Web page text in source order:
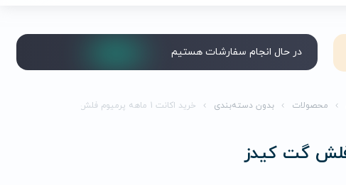
در حال انجام سفارشات هستیم
محصولات بدون دسته‌بندی خرید اکانت 1 ماهه پرمیوم فلش گت کیدز